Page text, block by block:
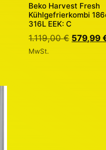
Beko Harvest Fresh
Kühlgefrierkombi
316L EEK: C
1.119,00€ 579,99
MwSt.